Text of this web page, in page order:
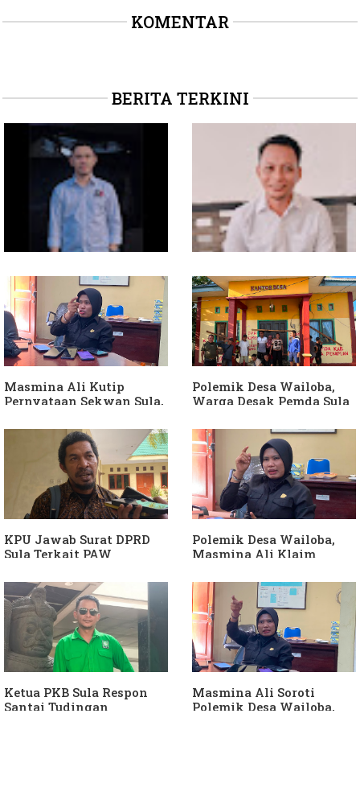
KOMENTAR
BERITA TERKINI
Soal Intervensi Politik,
Langkah Wakil Ketua
Komisi I Bukan
intervensi Politik
Dituding Jadikan
Bendahara Desa Wailoba
sebagai "ATM Berjalan",
Armin Soamole: Harus
Dibuktikan
Masmina Ali Kutip
Pernyataan Sekwan Sula,
Diduga Jadikan
Keponakan "ATM
Berjalan"
Polemik Desa Wailoba,
Warga Desak Pemda Sula
APH Usut Dugaan
Penyimpangan Dana Desa
KPU Jawab Surat DPRD
Sula Terkait PAW
Hanura
Polemik Desa Wailoba,
Masmina Ali Klaim
Keterlibatan Ketua PKB
Sula
Ketua PKB Sula Respon
Santai Tudingan
Masmina Ali Soroti
Polemik Desa Wailoba,